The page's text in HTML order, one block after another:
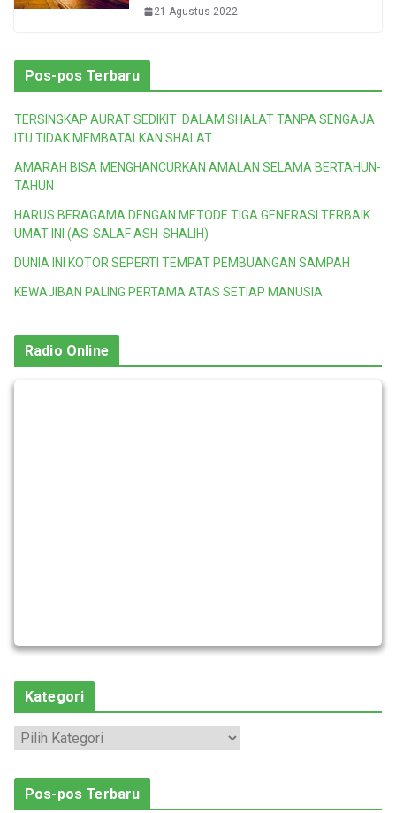
21 Agustus 2022
Pos-pos Terbaru
TERSINGKAP AURAT SEDIKIT DALAM SHALAT TANPA SENGAJA
ITU TIDAK MEMBATALKAN SHALAT
AMARAH BISA MENGHANCURKAN AMALAN SELAMA BERTAHUN-
TAHUN
HARUS BERAGAMA DENGAN METODE TIGA GENERASI TERBAIK
UMAT INI (AS-SALAF ASH-SHALIH)
DUNIA INI KOTOR SEPERTI TEMPAT PEMBUANGAN SAMPAH
KEWAJIBAN PALING PERTAMA ATAS SETIAP MANUSIA
Radio Online
Kategori
t
Pos-pos Terbaru